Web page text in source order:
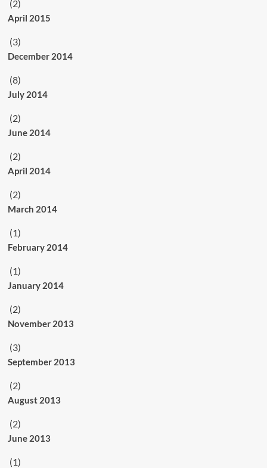
(2)
April 2015
(3)
December 2014
(8)
July 2014
(2)
June 2014
(2)
April 2014
(2)
March 2014
(1)
February 2014
(1)
January 2014
(2)
November 2013
(3)
September 2013
(2)
August 2013
(2)
June 2013
(1)